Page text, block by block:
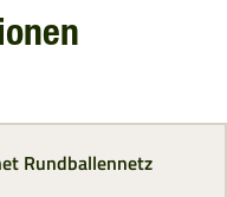
Rundballennetz